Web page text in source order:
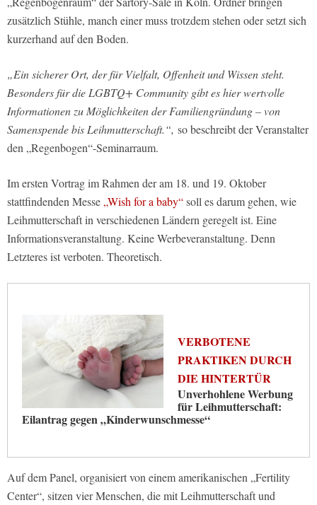
zusätzlich Stühle, manch einer muss trotzdem stehen oder setzt sich
kurzerhand auf den Boden.
„Ein sicherer Ort, der für Vielfalt, Offenheit und Wissen steht.
Besonders für die LGBTQ+ Community gibt es hier wertvolle
Informationen zu Möglichkeiten der Familiengründung – von
Samenspende bis Leihmutterschaft.“, so beschreibt der Veranstalter
den „Regenbogen“-Seminarraum.
Im ersten Vortrag im Rahmen der am 18. und 19. Oktober
stattfindenden Messe „Wish for a baby“soll es darum gehen, wie
Leihmutterschaft in verschiedenen Ländern geregelt ist. Eine
Informationsveranstaltung. Keine Werbeveranstaltung. Denn
Letzteres ist verboten. Theoretisch.
VERBOTENE
PRAKTIKEN DURCH
DIE HINTERTÜR
Unverhohlene Werbung
für Leihmutterschaft:
Eilantrag gegen „Kinderwunschmesse“
Auf dem Panel, organisiert von einem amerikanischen „Fertility
Center“, sitzen vier Menschen, die mit Leihmutterschaft und